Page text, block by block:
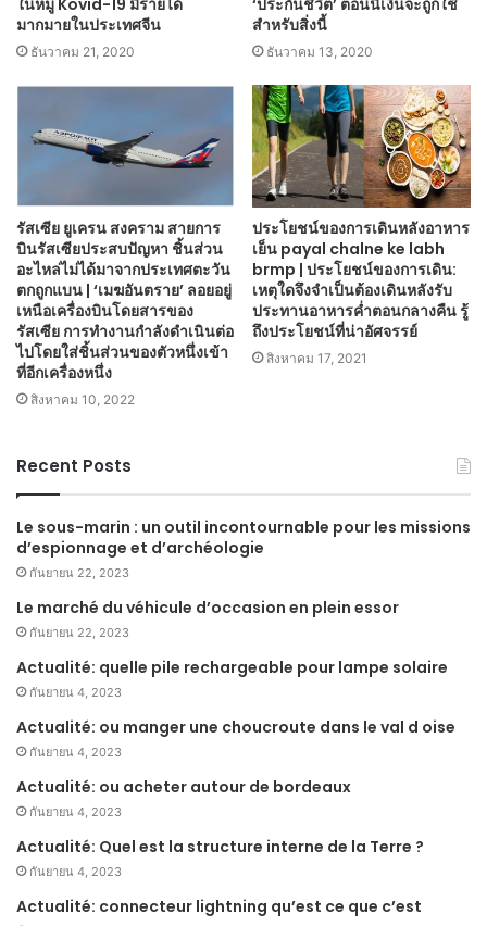
ในหมู่ Kovid-19 มีรายได้
มากมายในประเทศจีน
ธันวาคม 21, 2020
‘ประกันชีวิต’ ตอนนี้เงินจะถูกใช้
สำหรับสิ่งนี้
ธันวาคม 13, 2020
รัสเซีย ยูเครน สงคราม สายการ
บินรัสเซียประสบปัญหา ชิ้นส่วน
อะไหล่ไม่ได้มาจากประเทศตะวัน
ตกถูกแบน | ‘เมฆอันตราย’ ลอยอยู่
เหนือเครื่องบินโดยสารของ
รัสเซีย การทำงานกำลังดำเนินต่อ
ไปโดยใส่ชิ้นส่วนของตัวหนึ่งเข้า
ที่อีกเครื่องหนึ่ง
สิงหาคม 10, 2022
ประโยชน์ของการเดินหลังอาหาร
เย็น payal chalne ke labh
brmp | ประโยชน์ของการเดิน:
เหตุใดจึงจำเป็นต้องเดินหลังรับ
ประทานอาหารค่ำตอนกลางคืน รู้
ถึงประโยชน์ที่น่าอัศจรรย์
สิงหาคม 17, 2021
Recent Posts
Le sous-marin : un outil incontournable pour les missions
d’espionnage et d’archéologie
กันยายน 22, 2023
Le marché du véhicule d’occasion en plein essor
กันยายน 22, 2023
Actualité: quelle pile rechargeable pour lampe solaire
กันยายน 4, 2023
Actualité: ou manger une choucroute dans le val d oise
กันยายน 4, 2023
Actualité: ou acheter autour de bordeaux
กันยายน 4, 2023
Actualité: Quel est la structure interne de la Terre ?
กันยายน 4, 2023
Actualité: connecteur lightning qu’est ce que c’est